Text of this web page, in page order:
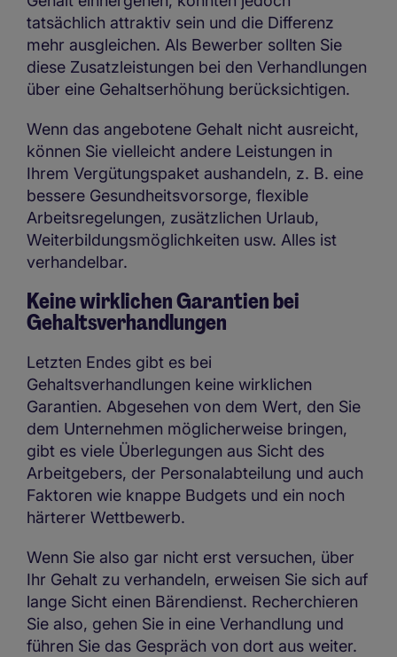
tatsächlich attraktiv sein und die Differenz
mehr ausgleichen. Als Bewerber sollten Sie
diese Zusatzleistungen bei den Verhandlungen
über eine Gehaltserhöhung berücksichtigen.
Wenn das angebotene Gehalt nicht ausreicht,
können Sie vielleicht andere Leistungen in
Ihrem Vergütungspaket aushandeln, z. B. eine
bessere Gesundheitsvorsorge, flexible
Arbeitsregelungen, zusätzlichen Urlaub,
Weiterbildungsmöglichkeiten usw. Alles ist
verhandelbar.
Keine wirklichen Garantien bei
Gehaltsverhandlungen
Letzten Endes gibt es bei
Gehaltsverhandlungen keine wirklichen
Garantien. Abgesehen von dem Wert, den Sie
dem Unternehmen möglicherweise bringen,
gibt es viele Überlegungen aus Sicht des
Arbeitgebers, der Personalabteilung und auch
Faktoren wie knappe Budgets und ein noch
härterer Wettbewerb.
Wenn Sie also gar nicht erst versuchen, über
Ihr Gehalt zu verhandeln, erweisen Sie sich auf
lange Sicht einen Bärendienst. Recherchieren
Sie also, gehen Sie in eine Verhandlung und
führen Sie das Gespräch von dort aus weiter.